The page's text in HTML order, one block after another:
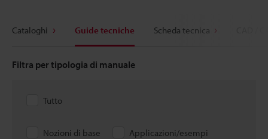
Cataloghi Guide tecniche Scheda tecnica
Filtra per tipologia di manuale
Tutto
Nozioni di base
Applicazioni/esempi